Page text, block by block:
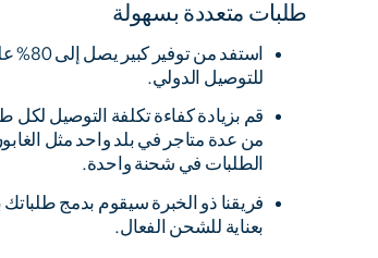
طلبات متعددة بسهولة
استفد
للتوصيل الدولي.
قم بزيادة كفاءة تكلفة التوصيل
من عدة متاجر في بلد واحد مثل
الطلبات في شحنة واحدة.
فريقنا ذو الخبرة سيقوم بدمج
بعناية للشحن الفعال.